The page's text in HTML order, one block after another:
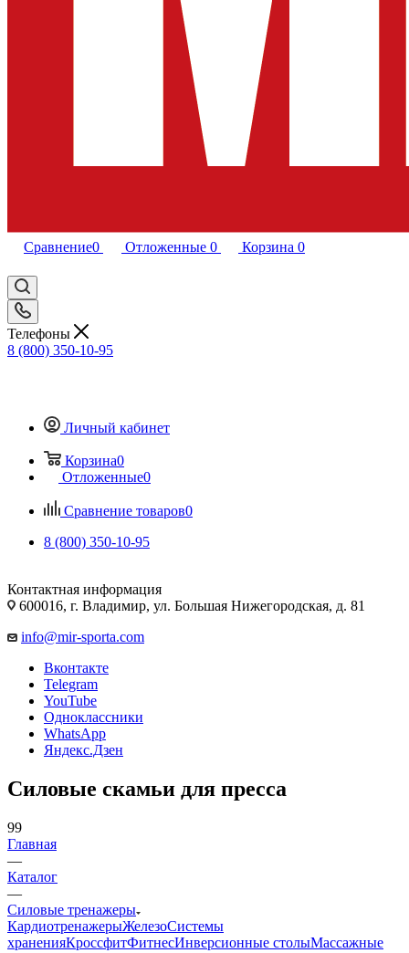
Сравнение0 Отложенные 0 Корзина 0
Телефоны
8 (800) 350-10-95
Личный кабинет
Корзина0
Отложенные0
Сравнение товаров0
8 (800) 350-10-95
Контактная информация
600016, г. Владимир, ул. Большая Нижегородская, д. 81
info@mir-sporta.com
Вконтакте
Telegram
YouTube
Одноклассники
WhatsApp
Яндекс.Дзен
Силовые скамьи для пресса
99
Главная
—
Каталог
—
Силовые тренажеры
КардиотренажерыЖелезоСистемы
храненияКроссфитФитнесИнверсионные столыМассажные